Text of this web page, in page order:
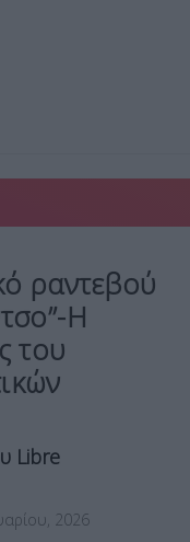
ραντεβού
Η
του
Libre
2026